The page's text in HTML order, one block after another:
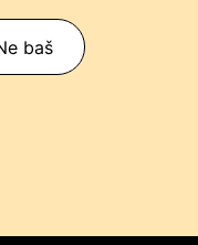
baš